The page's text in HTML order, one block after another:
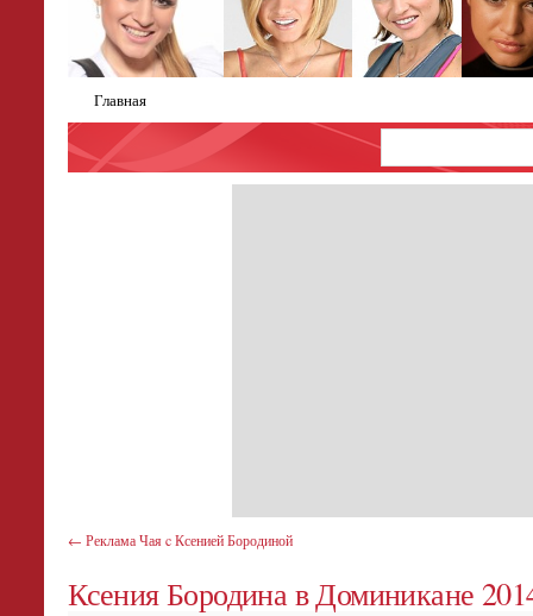
Главная
← Реклама Чая c Ксенией Бородиной
Ксения Бородина в Доминикане